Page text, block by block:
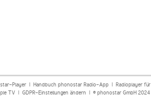
Player| Handbuch phonostar Radio-App| Radioplayer für
TV| GDPR-Einstellungen ändern | © phonostar GmbH 2024